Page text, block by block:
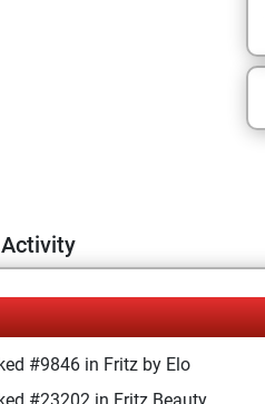
#9846 in Fritz by Elo